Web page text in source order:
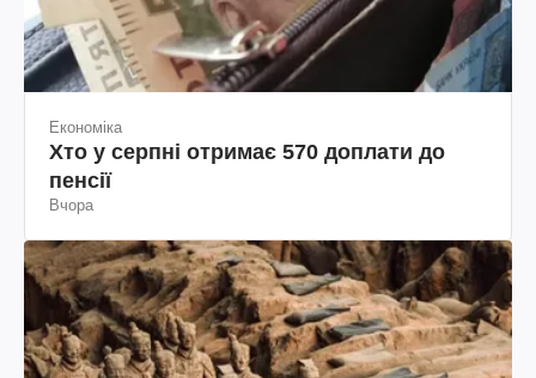
Економіка
Хто у серпні отримає 570 доплати до
пенсії
Вчора